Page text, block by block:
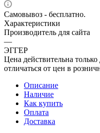
Самовывоз - бесплатно.
Характеристики
Производитель для сайта
—
ЭГГЕР
Цена действительна
отличаться от цен в
Описание
Наличие
Как купить
Оплата
Доставка